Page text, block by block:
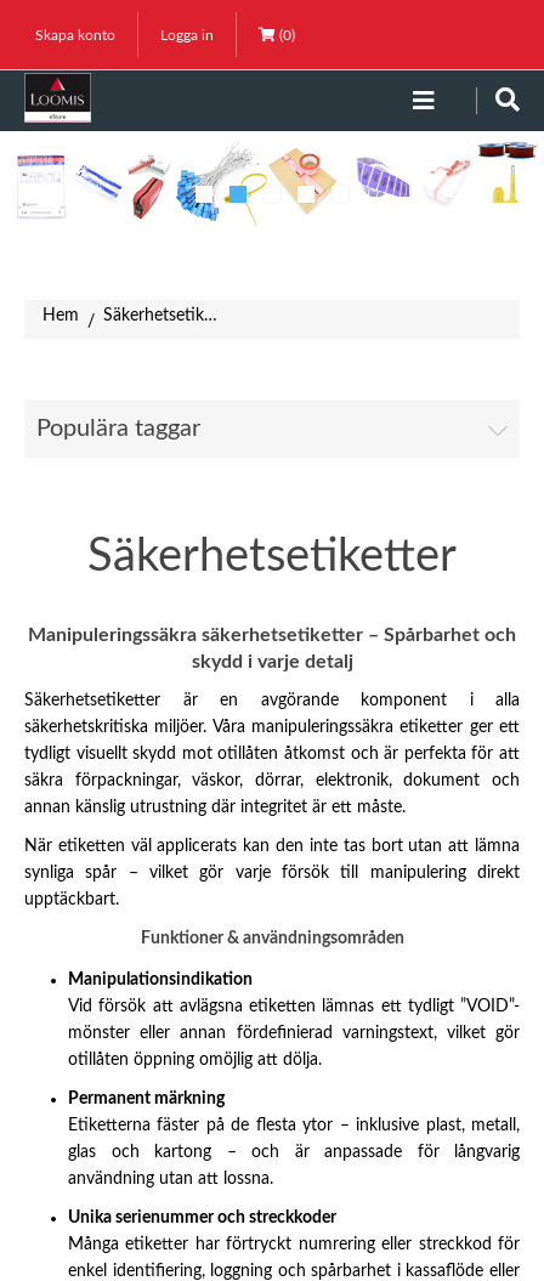
Skapa konto Logga in (0)
Hem / Säkerhetsetiketter
Populära taggar
Säkerhetsetiketter
Manipuleringssäkra säkerhetsetiketter – Spårbarhet och
skydd i varje detalj
Säkerhetsetiketter är en avgörande komponent i alla
säkerhetskritiska miljöer. Våra manipuleringssäkra etiketter ger ett
tydligt visuellt skydd mot otillåten åtkomst och är perfekta för att
säkra förpackningar, väskor, dörrar, elektronik, dokument och
annan känslig utrustning där integritet är ett måste.
När etiketten väl applicerats kan den inte tas bort utan att lämna
synliga spår – vilket gör varje försök till manipulering direkt
upptäckbart.
Funktioner & användningsområden
Manipulationsindikation
Vid försök att avlägsna etiketten lämnas ett tydligt ”VOID”-
mönster eller annan fördefinierad varningstext, vilket gör
otillåten öppning omöjlig att dölja.
Permanent märkning
Etiketterna fäster på de flesta ytor – inklusive plast, metall,
glas och kartong – och är anpassade för långvarig
användning utan att lossna.
Unika serienummer och streckkoder
Många etiketter har förtryckt numrering eller streckkod för
enkel identifiering, loggning och spårbarhet i kassaflöde eller